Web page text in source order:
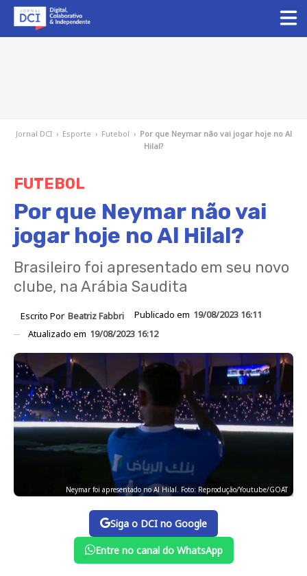
Jornal DCI › Esporte › Futebol › Por que Neymar não vai jogar hoje no Al
Hilal?
FUTEBOL
Por que Neymar não vai
jogar hoje no Al Hilal?
Brasileiro foi apresentado em seu novo
clube, na Arábia Saudita
Escrito Por Beatriz Fabbri Publicado em 19/08/2023 16:11
Atualizado em 19/08/2023 16:12
Neymar foi apresentado no Al Hilal. Foto: Reprodução/Youtube/GOAT
Siga o DCI no Google
Entre no canal do WhatsApp